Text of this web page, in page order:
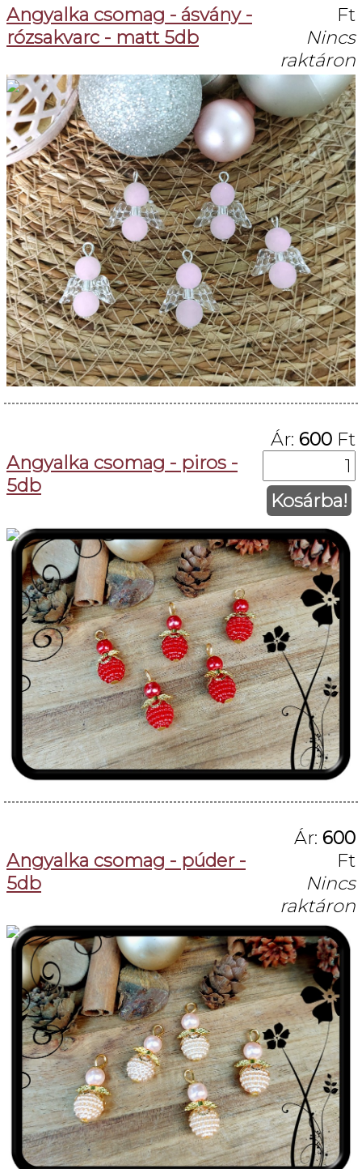
Angyalka csomag - ásvány -
rózsakvarc - matt 5db
Ft
Nincs
raktáron
Angyalka csomag - piros -
5db
Ár: 600 Ft
Kosárba!
Angyalka csomag - púder -
5db
Ár: 600
Ft
Nincs
raktáron